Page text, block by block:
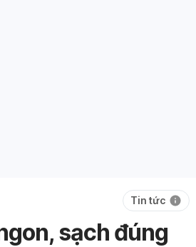
Tin tức
sạch đúng